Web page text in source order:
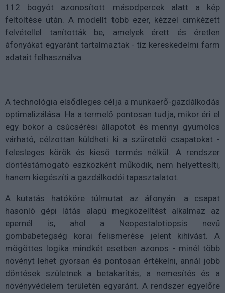
112 bogyót azonosított másodpercek alatt a kép
feltöltése után. A modellt több ezer, kézzel cimkézett
felvétellel tanították be, amelyek érett és éretlen
áfonyákat egyaránt tartalmaztak - tíz kereskedelmi farm
adatait felhasználva.
A technológia elsődleges célja a munkaerő-gazdálkodás
optimalizálása. Ha a termelő pontosan tudja, mikor éri el
egy bokor a csúcsérési állapotot és mennyi gyümölcs
várható, célzottan küldheti ki a szüretelő csapatokat -
felesleges körök és kieső termés nélkül. A rendszer
döntéstámogató eszközként működik, nem helyettesíti,
hanem kiegészíti a gazdálkodói tapasztalatot.
A kutatás hatóköre túlmutat az áfonyán: a csapat
hasonló gépi látás alapú megközelítést alkalmaz az
epernél is, ahol a Neopestalotiopsis nevű
gombabetegség korai felismerése jelent kihívást. A
mögöttes logika mindkét esetben azonos - minél több
növényt lehet gyorsan és pontosan értékelni, annál jobb
döntések születnek a betakarítás, a nemesítés és a
növényvédelem területén egyaránt. A rendszer egyelőre